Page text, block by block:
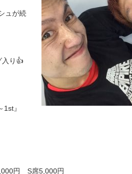
ュが続
入り👍
』
円 S席5,000円